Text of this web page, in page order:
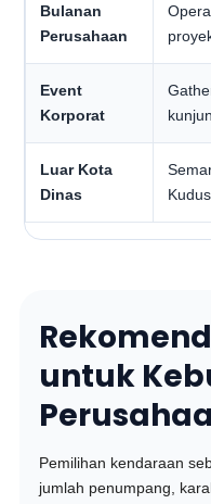
Bulanan
Perusahaan
Event
Korporat
Luar Kota
Dinas
untuk
Pemilihan kendaraan
jumlah penumpang,